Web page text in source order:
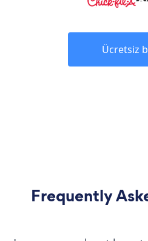
Ücretsiz
Frequently